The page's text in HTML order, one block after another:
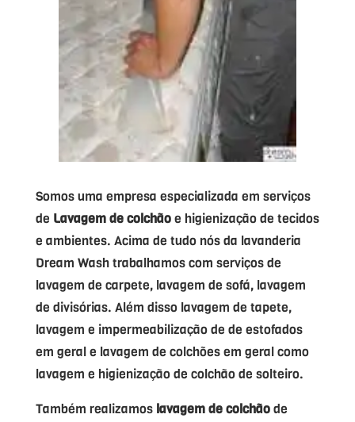
Somos uma empresa especializada em serviços
de Lavagem de colchãoe higienização de tecidos
e ambientes. Acima de tudo nós da lavanderia
Dream Wash trabalhamos com serviços de
lavagem de carpete, lavagem de sofá, lavagem
de divisórias. Além disso lavagem de tapete,
lavagem e impermeabilização de de estofados
em geral e lavagem de colchões em geral como
lavagem e higienização de colchão de solteiro.
Também realizamos lavagem de colchãode